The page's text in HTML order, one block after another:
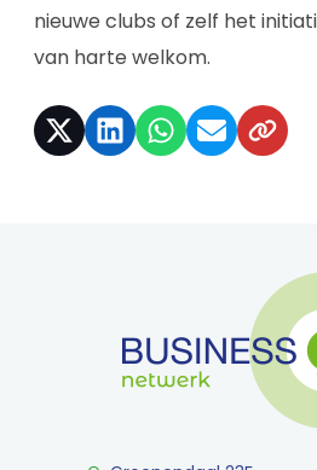
nieuwe clubs of zelf het
van harte welkom.